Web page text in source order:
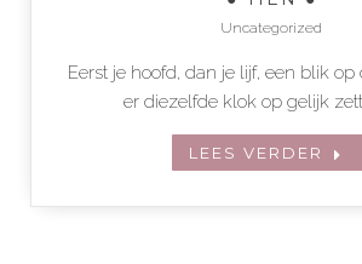
Uncategorized
Eerst je hoofd, dan je lijf, een blik op
er diezelfde klok op gelijk
LEES VERDER